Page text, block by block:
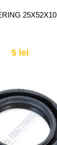
25X52X10
5 lei